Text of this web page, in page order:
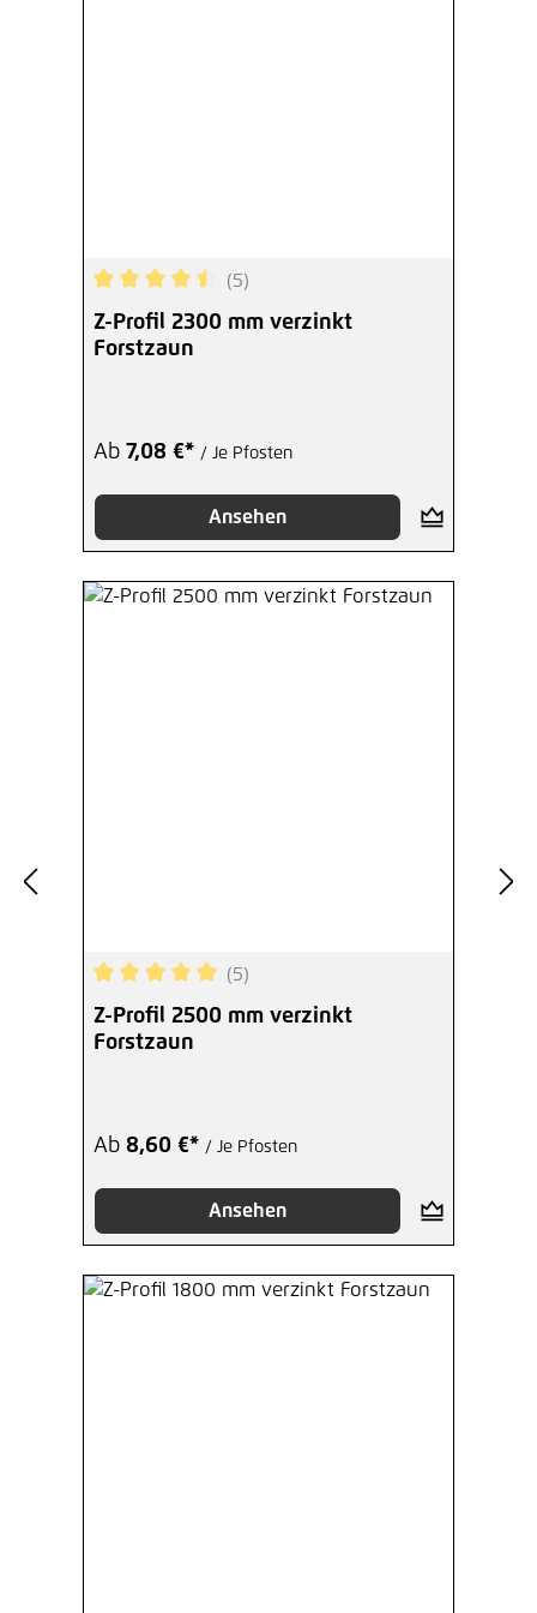
Durchschnittliche Bewertung von 4.6 von 5
(5)
Z-Profil 2300 mm verzinkt
Forstzaun
Ab 7,08 €* / Je Pfosten
Ansehen
Durchschnittliche Bewertung von 5 von 5
(5)
Z-Profil 2500 mm verzinkt
Forstzaun
Ab 8,60 €* / Je Pfosten
Ansehen